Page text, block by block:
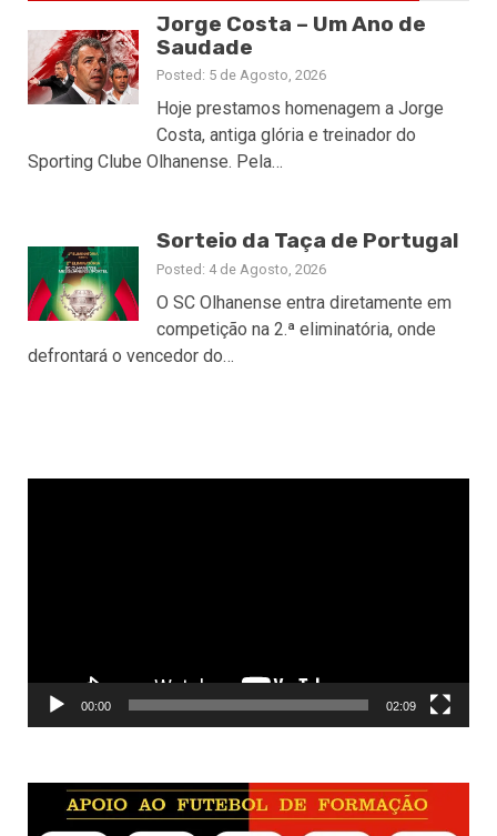
Jorge Costa – Um Ano de
Saudade
Posted: 5 de Agosto, 2026
Hoje prestamos homenagem a Jorge
Costa, antiga glória e treinador do
Sporting Clube Olhanense. Pela…
Sorteio da Taça de Portugal
Posted: 4 de Agosto, 2026
O SC Olhanense entra diretamente em
competição na 2.ª eliminatória, onde
defrontará o vencedor do…
00:00 02:09